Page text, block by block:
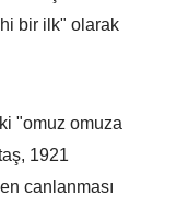
bir ilk" olarak
"omuz omuza
1921
canlanması